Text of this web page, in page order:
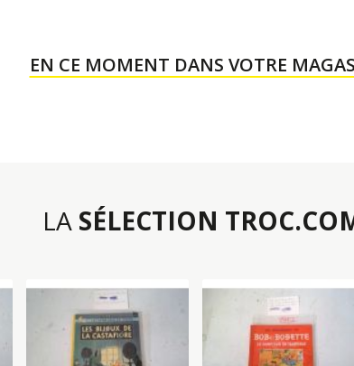
EN CE MOMENT DANS VOTRE
LA SÉLECTION